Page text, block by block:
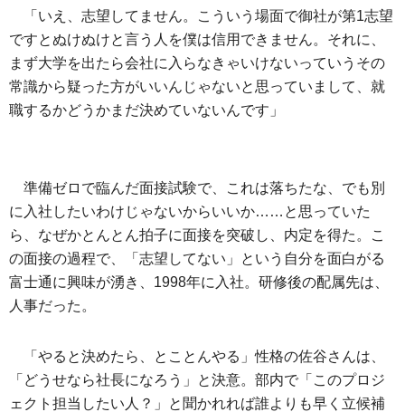
「いえ、志望してません。こういう場面で御社が第1志望
ですとぬけぬけと言う人を僕は信用できません。それに、
まず大学を出たら会社に入らなきゃいけないっていうその
常識から疑った方がいいんじゃないと思っていまして、就
職するかどうかまだ決めていないんです」
準備ゼロで臨んだ面接試験で、これは落ちたな、でも別
に入社したいわけじゃないからいいか……と思っていた
ら、なぜかとんとん拍子に面接を突破し、内定を得た。こ
の面接の過程で、「志望してない」という自分を面白がる
富士通に興味が湧き、1998年に入社。研修後の配属先は、
人事だった。
「やると決めたら、とことんやる」性格の佐谷さんは、
「どうせなら社長になろう」と決意。部内で「このプロジ
ェクト担当したい人？」と聞かれれば誰よりも早く立候補